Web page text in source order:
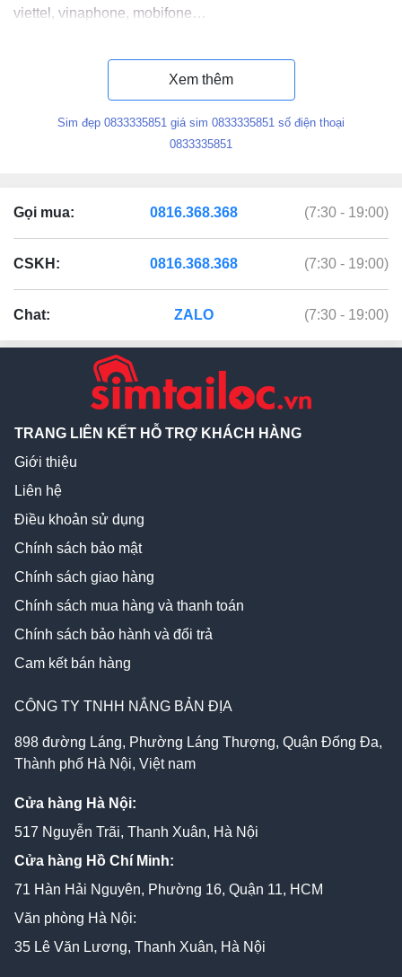
viettel, vinaphone, mobifone…
Xem thêm
Sim đẹp 0833335851 giá sim 0833335851 số điện thoại
0833335851
Gọi mua: 0816.368.368 (7:30 - 19:00)
CSKH: 0816.368.368 (7:30 - 19:00)
Chat: ZALO (7:30 - 19:00)
CÔNG TY TNHH NẮNG BẢN ĐỊA
898 đường Láng, Phường Láng Thượng, Quận Đống Đa,
Thành phố Hà Nội, Việt nam
Cửa hàng Hà Nội:
517 Nguyễn Trãi, Thanh Xuân, Hà Nội
Cửa hàng Hồ Chí Minh:
71 Hàn Hải Nguyên, Phường 16, Quận 11, HCM
Văn phòng Hà Nội:
35 Lê Văn Lương, Thanh Xuân, Hà Nội
TRANG LIÊN KẾT HỖ TRỢ KHÁCH HÀNG
Giới thiệu
Liên hệ
Điều khoản sử dụng
Chính sách bảo mật
Chính sách giao hàng
Chính sách mua hàng và thanh toán
Chính sách bảo hành và đổi trả
Cam kết bán hàng